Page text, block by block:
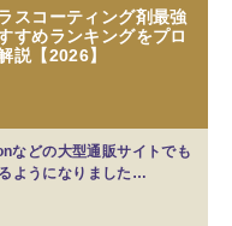
スコーティング剤最強
すめランキングをプロ
説【2026】
などの大型通販サイトでも
ようになりました…